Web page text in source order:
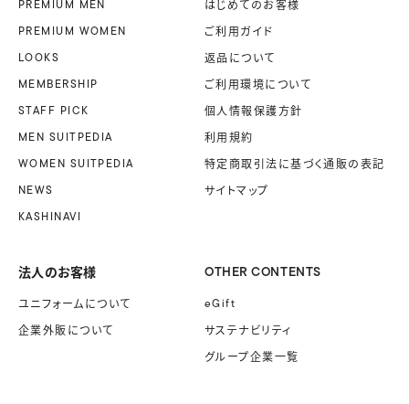
PREMIUM MEN
PREMIUM WOMEN
LOOKS
MEMBERSHIP
STAFF PICK
MEN SUITPEDIA
WOMEN SUITPEDIA
NEWS
KASHINAVI
はじめてのお客様
ご利用ガイド
返品について
ご利用環境について
個人情報保護方針
利用規約
特定商取引法に基づく通販の表記
サイトマップ
法人のお客様
ユニフォームについて
企業外販について
OTHER CONTENTS
eGift
サステナビリティ
グループ企業一覧